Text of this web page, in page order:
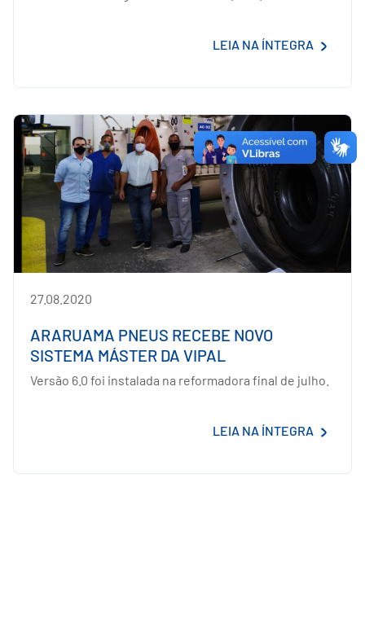
LEIA NA ÍNTEGRA
27.08.2020
ARARUAMA PNEUS RECEBE NOVO
SISTEMA MÁSTER DA VIPAL
Versão 6.0 foi instalada na reformadora final de julho.
LEIA NA ÍNTEGRA